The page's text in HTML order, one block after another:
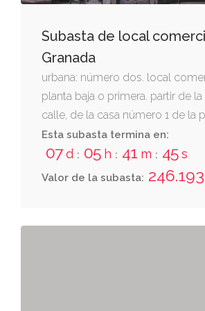
Subasta de local
Granada
urbana: número dos. local
planta baja o primera. partir de
calle, de la casa número 1 de la
san isidro, de granada, señalado
número 2 y destinado a local
ocupa una superficie de ciento
sótano, calle cristo de la yedra y
Esta subasta termina en:
07d : 05 h : 41 m : 44s
Valor de la subasta: